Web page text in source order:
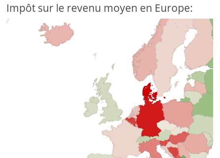
Impôt sur le revenu moyen en Europe: